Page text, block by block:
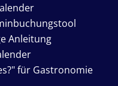
Anleitung
für Gastronomie